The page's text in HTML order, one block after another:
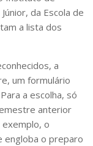
da Escola de
a lista dos
a
um formulário
a escolha, só
anterior
o
engloba o preparo